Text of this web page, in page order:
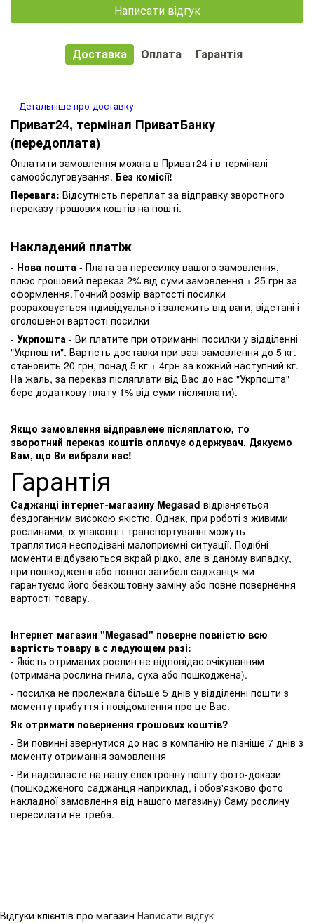
Написати відгук
Доставка Оплата Гарантія
Детальніше про доставку
Приват24, термінал ПриватБанку
(передоплата)
Оплатити замовлення можна в Приват24 і в терміналі
самообслуговування. Без комісії!
Перевага: Відсутність переплат за відправку зворотного
переказу грошових коштів на пошті.
Накладений платіж
- Нова пошта - Плата за пересилку вашого замовлення,
плюс грошовий переказ 2% від суми замовлення + 25 грн за
оформлення.Точний розмір вартості посилки
розраховується індивідуально і залежить від ваги, відстані і
оголошеної вартості посилки
- Укрпошта - Ви платите при отриманні посилки у відділенні
"Укрпошти". Вартість доставки при вазі замовлення до 5 кг.
становить 20 грн, понад 5 кг + 4грн за кожний наступний кг.
На жаль, за переказ післяплати від Вас до нас "Укрпошта"
бере додаткову плату 1% від суми післяплати).
Якщо замовлення відправлене післяплатою, то
зворотний переказ коштів оплачує одержувач. Дякуємо
Вам, що Ви вибрали нас!
Гарантія
Саджанці інтернет-магазину Megasad відрізняється
бездоганним високою якістю. Однак, при роботі з живими
рослинами, їх упаковці і транспортуванні можуть
траплятися несподівані малоприємні ситуації. Подібні
моменти відбуваються вкрай рідко, але в даному випадку,
при пошкодженні або повної загибелі саджанця ми
гарантуємо його безкоштовну заміну або повне повернення
вартості товару.
Інтернет магазин "Megasad" поверне повністю всю
вартість товару в с ледующем разі:
- Якість отриманих рослин не відповідає очікуванням
(отримана рослина гнила, суха або пошкоджена).
- посилка не пролежала більше 5 днів у відділенні пошти з
моменту прибуття і повідомлення про це Вас.
Як отримати повернення грошових коштів?
- Ви повинні звернутися до нас в компанію не пізніше 7 днів з
моменту отримання замовлення
- Ви надсилаєте на нашу електронну пошту фото-докази
(пошкодженого саджанця наприклад, і обов'язково фото
накладної замовлення від нашого магазину) Саму рослину
пересилати не треба.
Відгуки клієнтів про магазин Написати відгук